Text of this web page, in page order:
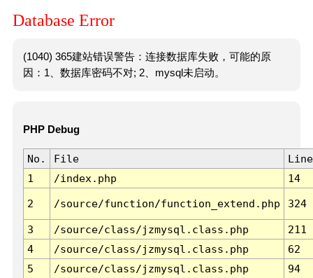
Database Error
(1040) 365建站错误警告：连接数据库失败，可能的原
因：1、数据库密码不对; 2、mysql未启动。
PHP Debug
No. File
Line
1
/index.php 14
2 /source/function/function_extend.php 324
3 /source/class/jzmysql.class.php
211
4
/source/class/jzmysql.class.php
62
5
/source/class/jzmysql.class.php
94